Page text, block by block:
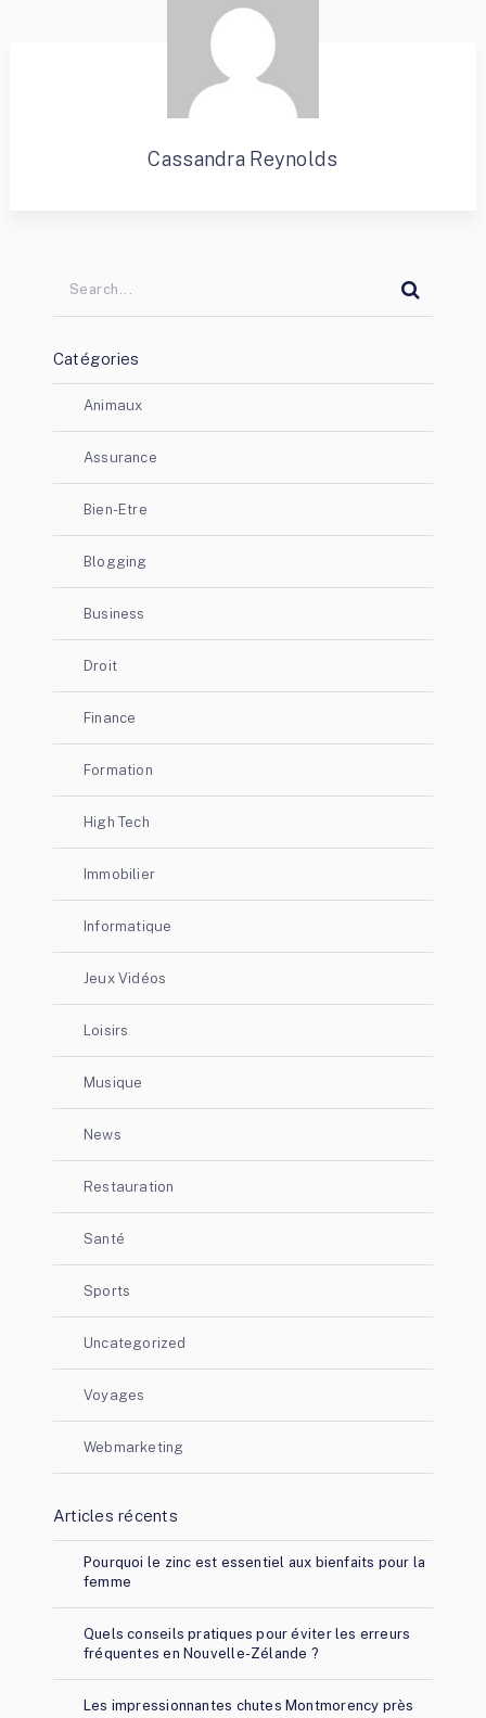
Cassandra Reynolds
Catégories
Animaux
Assurance
Bien-Etre
Blogging
Business
Droit
Finance
Formation
High Tech
Immobilier
Informatique
Jeux Vidéos
Loisirs
Musique
News
Restauration
Santé
Sports
Uncategorized
Voyages
Webmarketing
Articles récents
Pourquoi le zinc est essentiel aux bienfaits pour la
femme
Quels conseils pratiques pour éviter les erreurs
fréquentes en Nouvelle-Zélande ?
Les impressionnantes chutes Montmorency près